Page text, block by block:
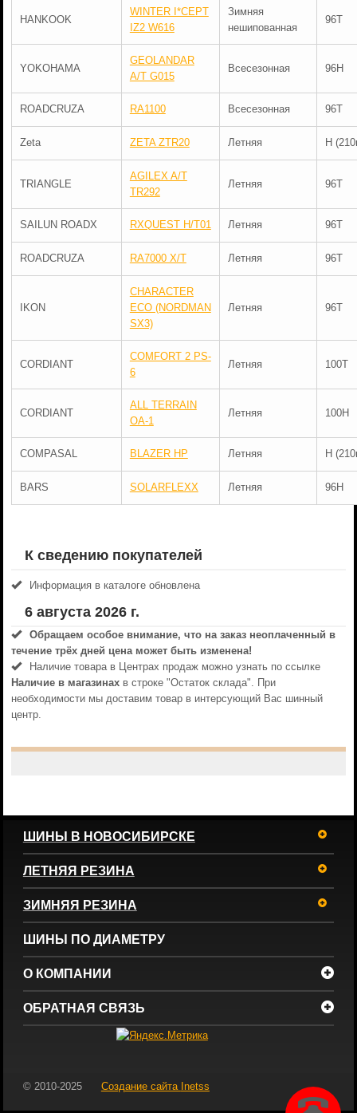
HANKOOK
WINTER I*CEPT
IZ2 W616
Зимняя
нешипованная
96T
YOKOHAMA
GEOLANDAR
A/T G015
Всесезонная 96H
ROADCRUZA RA1100 Всесезонная 96T
Zeta ZETA ZTR20 Летняя H
TRIANGLE
AGILEX A/T
TR292
Летняя 96T
SAILUN ROADX RXQUEST H/T01 Летняя 96T
ROADCRUZA RA7000 X/T Летняя 96T
IKON
CHARACTER
ECO (NORDMAN
SX3)
Летняя 96T
CORDIANT
COMFORT 2 PS-
6
Летняя 100T
CORDIANT
ALL TERRAIN
OA-1
Летняя 100H
COMPASAL BLAZER HP Летняя H
BARS SOLARFLEXX Летняя 96H
К сведению покупателей
Информация в каталоге обновлена
6 августа 2026 г.
Обращаем особое внимание, что на заказ неоплаченный в
течениe трёх дней цена может быть изменена!
Наличие товара в Центрах продаж можно узнать по ссылке
Наличие в магазинахв строке "Остаток склада". При
необходимости мы доставим товар в интерсующий Вас шинный
центр.
ШИНЫ В НОВОСИБИРСКЕ
ЛЕТНЯЯ РЕЗИНА
ЗИМНЯЯ РЕЗИНА
ШИНЫ ПО ДИАМЕТРУ
О КОМПАНИИ
ОБРАТНАЯ СВЯЗЬ
© 2010-2025 Создание сайта Inetss